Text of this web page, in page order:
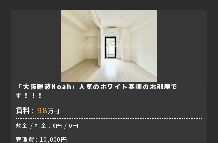
「大阪難波Noah」人気のホワイト基調のお部屋で
す！！！
賃料 : 9.8万円
敷金 / 礼金 : 0円 / 0円
管理費 : 10,000円